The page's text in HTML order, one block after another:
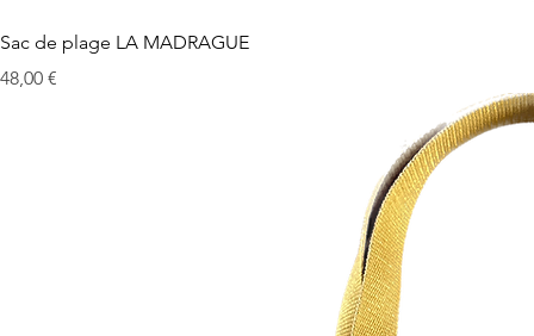
Sac de plage LA MADRAGUE
Prix
48,00 €